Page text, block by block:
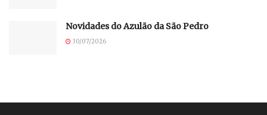
Novidades do Azulão da São Pedro
30/07/2026